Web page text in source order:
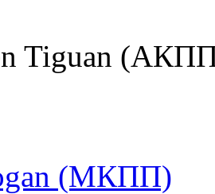
Tiguan
(МКПП)